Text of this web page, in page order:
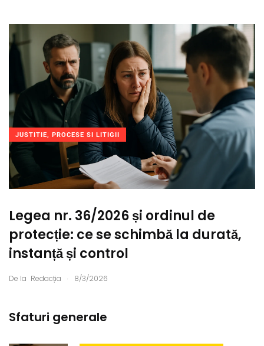
JUSTITIE, PROCESE SI LITIGII
Legea nr. 36/2026 și ordinul de
protecție: ce se schimbă la durată,
instanță și control
De la Redacția . 8/3/2026
Sfaturi generale